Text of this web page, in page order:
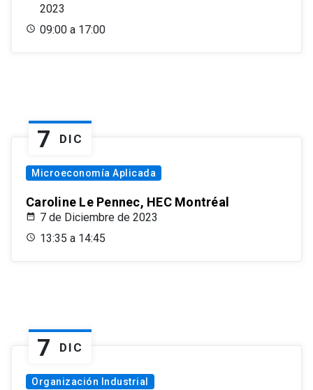
2023
09:00 a 17:00
7 DIC
Microeconomía Aplicada
Caroline Le Pennec, HEC Montréal
7 de Diciembre de 2023
13:35 a 14:45
7 DIC
Organización Industrial